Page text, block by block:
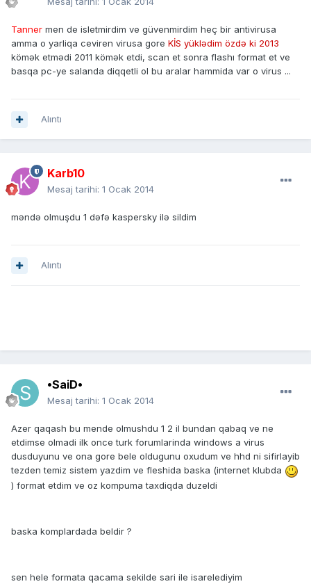
Tanner men de isletmirdim ve güvenmirdim heç bir antivirusa
amma o yarliqa ceviren virusa gore KİS yüklədim özdə ki 2013
kömək etmədi 2011 kömək etdi, scan et sonra flashı format et ve
basqa pc-ye salanda diqqetli ol bu aralar hammida var o virus ...
Alıntı
Karb10
Mesaj tarihi: 1 Ocak 2014
məndə olmuşdu 1 dəfə kaspersky ilə sildim
Alıntı
•SaiD•
Mesaj tarihi: 1 Ocak 2014
Azer qaqash bu mende olmushdu 1 2 il bundan qabaq ve ne
etdimse olmadi ilk once turk forumlarinda windows a virus
dusduyunu ve ona gore bele oldugunu oxudum ve hhd ni sifirlayib
tezden temiz sistem yazdim ve fleshida baska (internet klubda
) format etdim ve oz kompuma taxdiqda duzeldi
baska komplardada beldir ?
sen hele formata qacama sekilde sari ile isarelediyim